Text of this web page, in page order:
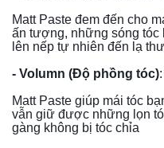
Matt Paste đem đến cho
ấn tượng, những sóng tóc
lên nếp tự nhiên đến lạ
- Volumn (Độ phồng tóc)
Matt Paste giúp mái tóc
vẫn giữ được những lọn
gàng không bị tóc chỉa